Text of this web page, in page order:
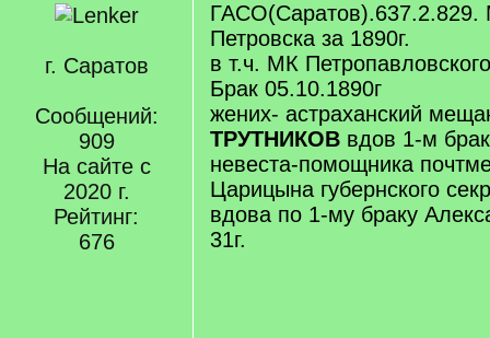
г. Саратов
Сообщений:
909
На сайте с
2020 г.
Рейтинг:
676
ГАСО(Саратов).637.2.829.
Петровска за 1890г.
в т.ч. МК
Брак 05.10.1890г
жених- астраханский
ТРУТНИКОВ вдов 1-м
невеста-помощника
Царицына губернского
вдова по 1-му браку
31г.